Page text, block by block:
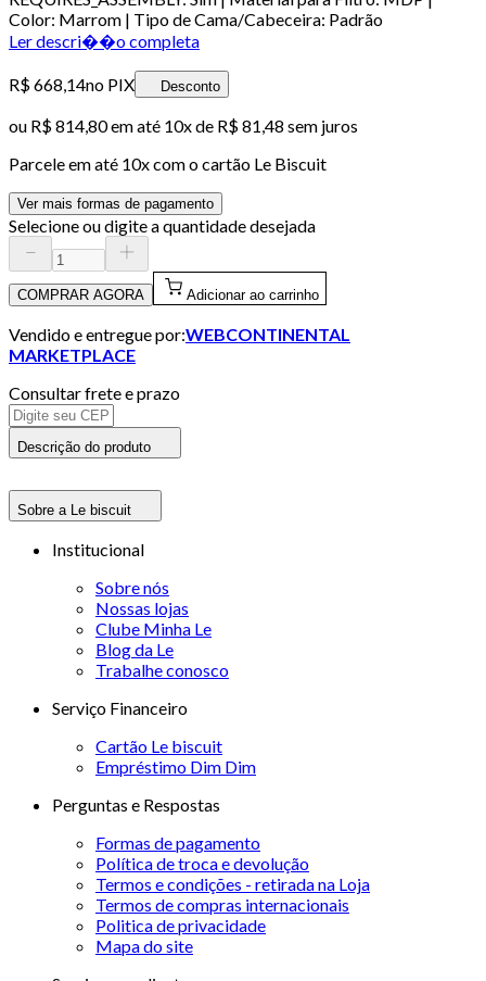
Color: Marrom | Tipo de Cama/Cabeceira: Padrão
Ler descri��o completa
R$ 668,14no PIX Desconto
ou R$ 814,80em até 10x de R$ 81,48 sem juros
Parcele em até 10x com o cartão Le Biscuit
Ver mais formas de pagamento
Selecione ou digite a quantidade desejada
COMPRAR AGORA Adicionar ao carrinho
Vendido e entregue por:WEBCONTINENTAL
MARKETPLACE
Consultar frete e prazo
Descrição do produto
Sobre a Le biscuit
Institucional
Sobre nós
Nossas lojas
Clube Minha Le
Blog da Le
Trabalhe conosco
Serviço Financeiro
Cartão Le biscuit
Empréstimo Dim Dim
Perguntas e Respostas
Formas de pagamento
Política de troca e devolução
Termos e condições - retirada na Loja
Termos de compras internacionais
Politica de privacidade
Mapa do site